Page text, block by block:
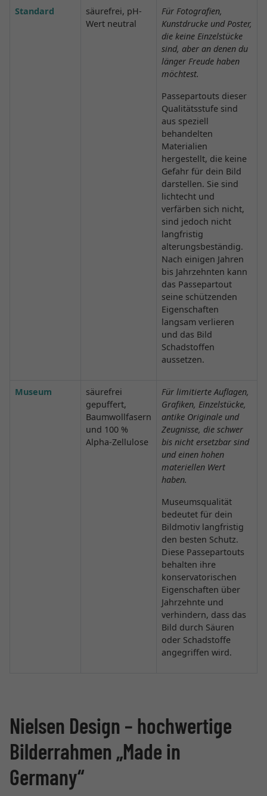
Standard
säurefrei, pH-
Wert neutral
Für Fotografien,
Kunstdrucke und Poster,
die keine Einzelstücke
sind, aber an denen du
länger Freude haben
möchtest.
Passepartouts dieser
Qualitätsstufe sind
aus speziell
behandelten
Materialien
hergestellt, die keine
Gefahr für dein Bild
darstellen. Sie sind
lichtecht und
verfärben sich nicht,
sind jedoch nicht
langfristig
alterungsbeständig.
Nach einigen Jahren
bis Jahrzehnten kann
das Passepartout
seine schützenden
Eigenschaften
langsam verlieren
und das Bild
Schadstoffen
aussetzen.
Museum
säurefrei
gepuffert,
Baumwollfasern
und 100 %
Alpha-Zellulose
Für limitierte Auflagen,
Grafiken, Einzelstücke,
antike Originale und
Zeugnisse, die schwer
bis nicht ersetzbar sind
und einen hohen
materiellen Wert
haben.
Museumsqualität
bedeutet für dein
Bildmotiv langfristig
den besten Schutz.
Diese Passepartouts
behalten ihre
konservatorischen
Eigenschaften über
Jahrzehnte und
verhindern, dass das
Bild durch Säuren
oder Schadstoffe
angegriffen wird.
Nielsen Design – hochwertige
Bilderrahmen „Made in
Germany“